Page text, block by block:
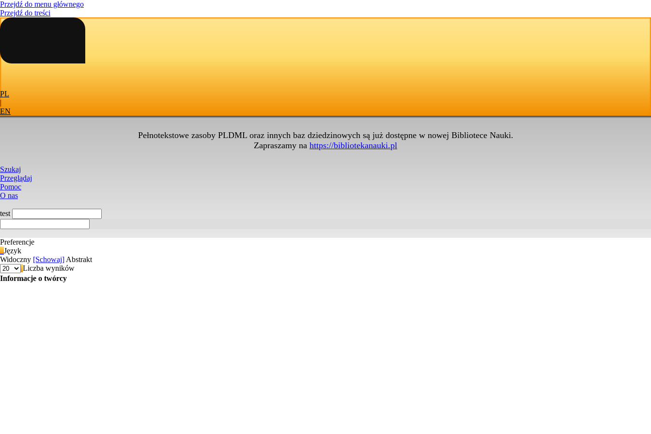
Przejdź do menu głównego
Przejdź do treści
PL
|
EN
Pełnotekstowe zasoby PLDML oraz innych baz dziedzinowych są już dostępne w nowej Bibliotece Nauki.
Zapraszamy na https://bibliotekanauki.pl
Szukaj
Przeglądaj
Pomoc
O nas
test
Preferencje
Język
Widoczny [Schowaj] Abstrakt
Liczba wyników
Informacje o twórcy